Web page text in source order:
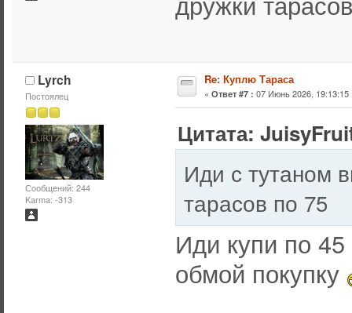
Lyrch
Постоялец
Сообщений: 244
Karma: -313
Re: Куплю Тараса
« Ответ #7 : 07 Июнь 2026, 19:13:15
Цитата:
Иди с тутаном
тарасов по 75
Иди купи по
обмой покупку